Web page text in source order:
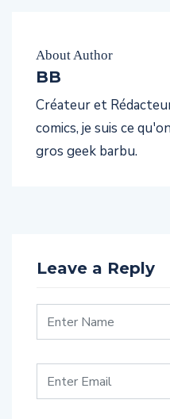
About Author
BB
Créateur et
comics, je suis ce
gros geek barbu.
Leave a Reply